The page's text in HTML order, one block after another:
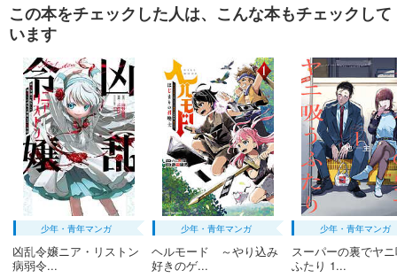
この本をチェックした人は、こんな本もチェックして
います
少年・青年マンガ
凶乱令嬢ニア・リストン
病弱令...
少年・青年マンガ
ヘルモード ～やり込み
好きのゲ...
少年・青年マンガ
スーパーの裏でヤ
ふたり 1...